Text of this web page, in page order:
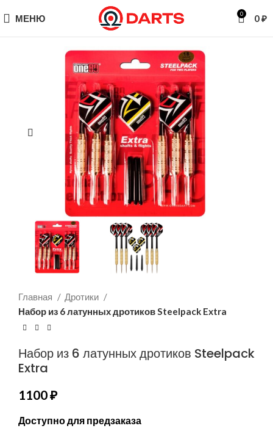
МЕНЮ 0 0₽
Главная
Дротики
Набор из 6 латунных дротиков Steelpack Extra
Набор из 6 латунных дротиков Steelpack
Extra
1100₽
Доступно для предзаказа